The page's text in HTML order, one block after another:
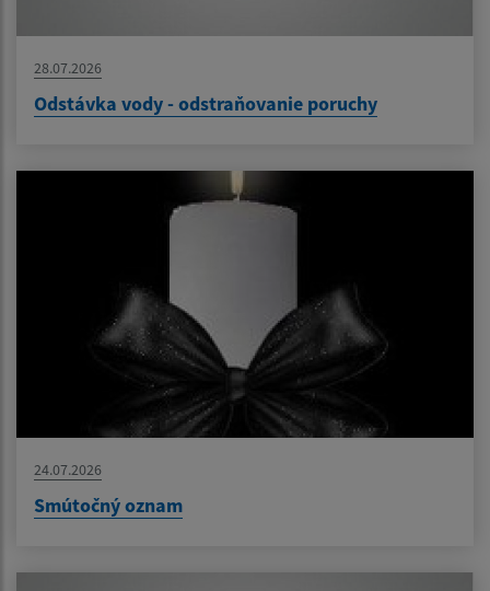
28.07.2026
Odstávka vody - odstraňovanie poruchy
24.07.2026
Smútočný oznam